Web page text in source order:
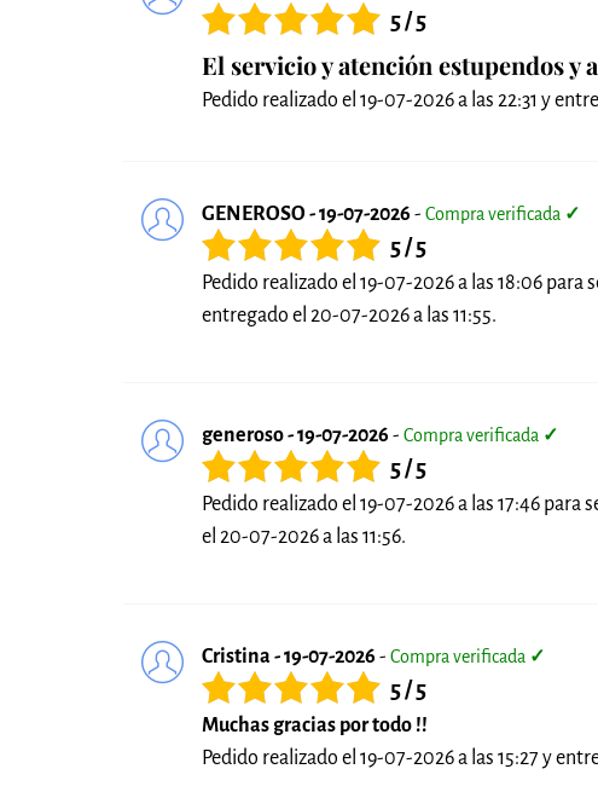
5 / 5
El servicio y atención estupendos y
Pedido realizado el 19-07-2026 a las 22:31 y
GENEROSO - 19-07-2026 - Compra verificada ✓
5 / 5
Pedido realizado el 19-07-2026 a las 18:06
entregado el 20-07-2026 a las 11:55.
generoso - 19-07-2026 - Compra verificada ✓
5 / 5
Pedido realizado el 19-07-2026 a las 17:46
el 20-07-2026 a las 11:56.
Cristina - 19-07-2026 - Compra verificada ✓
5 / 5
Muchas gracias por todo !!
Pedido realizado el 19-07-2026 a las 15:27 y